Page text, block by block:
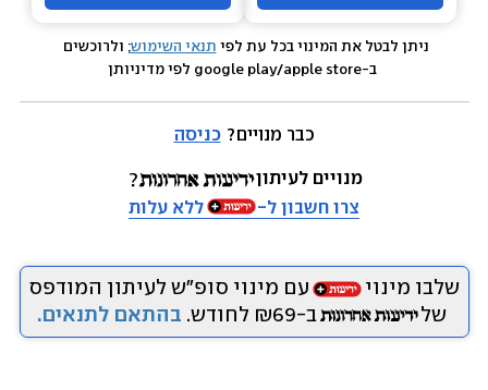
ניתן לבטל את המינוי בכל עת לפי תנאי השימוש; ולרוכשים
כבר מנויים? כניסה
מנויים לעיתון
צרו חשבון ל-
ללא עלות
שלבו מינוי
עם מינוי סופ״ש לעיתון המודפס
של
ב-₪69 לחודש. בהתאם לתנאים.